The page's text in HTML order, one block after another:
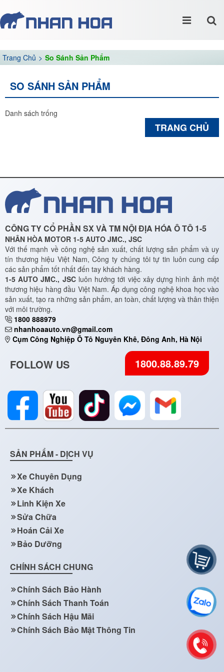
Trang Chủ So Sánh Sản Phẩm
SO SÁNH SẢN PHẨM
Danh sách trống
TRANG CHỦ
CÔNG TY CỔ PHẦN SX VÀ TM NỘI ĐỊA HÓA Ô TÔ 1-5
NHÂN HÒA MOTOR 1-5 AUTO JMC., JSC
Với thế mạnh về công nghệ sản xuất, chất lượng sản phẩm và uy
tín thương hiệu Việt Nam, Công ty chúng tôi tự tin luôn cung cấp
các sản phẩm tốt nhất đến tay khách hàng.
1-5 AUTO JMC., JSCluôn hướng tới việc xây dựng hình ảnh một
thương hiệu hàng đầu Việt Nam. Áp dụng công nghệ khoa học vào
sản xuất, tạo ra những sản phẩm, an toàn, chất lượng và thân thiện
với môi trường.
1800 888979
nhanhoaauto.vn@gmail.com
Cụm Công Nghiệp Ô Tô Nguyên Khê, Đông Anh, Hà Nội
FOLLOW US 1800.88.89.79
SẢN PHẨM - DỊCH VỤ
Xe Chuyên Dụng
Xe Khách
Linh Kiện Xe
Sửa Chữa
Hoán Cải Xe
Bảo Dưỡng
CHÍNH SÁCH CHUNG
Chính Sách Bảo Hành
Chính Sách Thanh Toán
Chính Sách Hậu Mãi
Chính Sách Bảo Mật Thông Tin